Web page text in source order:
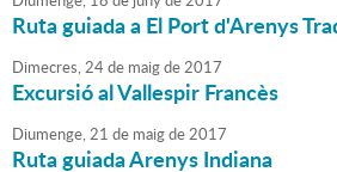
Ruta guiada a El Port d'Arenys
Dimecres,24de maigde2017
Excursió al Vallespir Francès
Diumenge,21 de maigde2017
Ruta guiada Arenys Indiana